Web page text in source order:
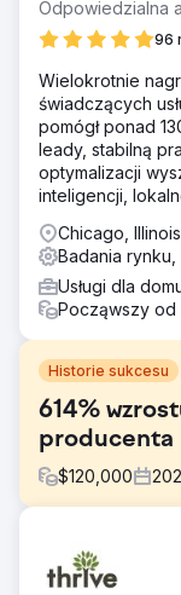
Odpowiedzialna
96
Wielokrotnie
świadczących
pomógł ponad
leady, stabilną
optymalizacji
inteligencji,
Chicago,
Badania
Usługi dla
Począwszy od
Historie sukcesu
614%
producenta
$120,000
Na początku
sportowych